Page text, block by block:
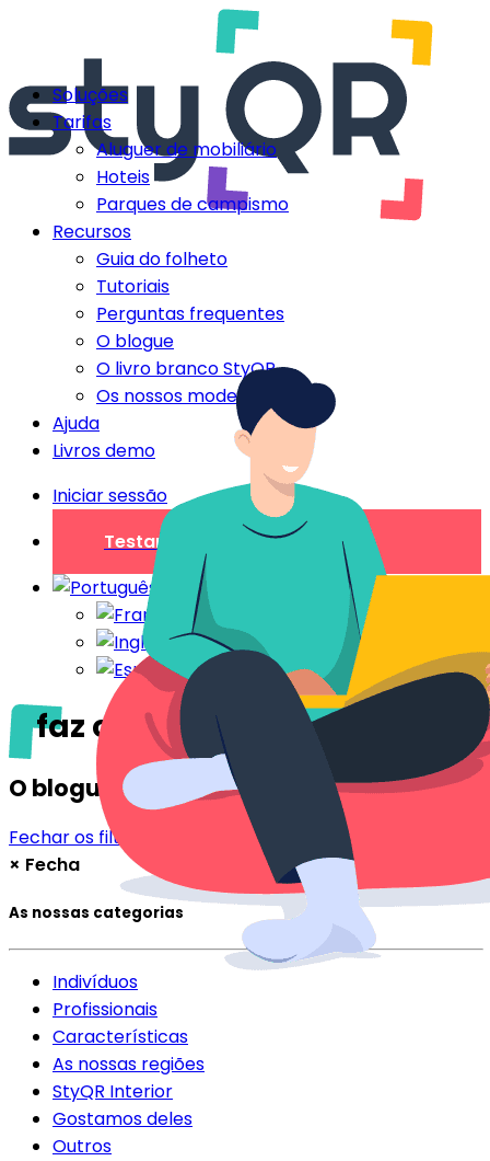
Soluções
Tarifas
Aluguer de mobiliário
Hoteis
Parques de campismo
Recursos
Guia do folheto
Tutoriais
Perguntas frequentes
O blogue
O livro branco StyQR
Os nossos modelos StyQR
Ajuda
Livros demo
Iniciar sessão
Testar gratuitamente
faz o check-in
O blogue
Fechar os filtros
× Fecha
As nossas categorias
Indivíduos
Profissionais
Características
As nossas regiões
StyQR Interior
Gostamos deles
Outros